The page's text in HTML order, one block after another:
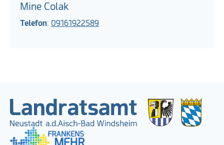
Mine Colak
Telefon: 09161922589